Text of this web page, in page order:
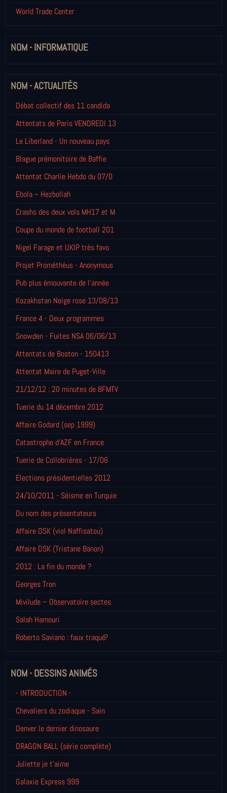
World Trade Center
NOM - INFORMATIQUE
NOM - ACTUALITÉS
Débat collectif des 11 candida
Attentats de Paris VENDREDI 13
Le Liberland - Un nouveau pays
Blague prémonitoire de Baffie
Attentat Charlie Hebdo du 07/0
Ebola ~ Hezbollah
Crashs des deux vols MH17 et M
Coupe du monde de football 201
Nigel Farage et UKIP très favo
Projet Prométhéus - Anonymous
Pub plus émouvante de l'année
Kazakhstan Neige rose 13/08/13
France 4 - Deux programmes
Snowden - Fuites NSA 06/06/13
Attentats de Boston - 150413
Attentat Maire de Puget-Ville
21/12/12 : 20 minutes de BFMTV
Tuerie du 14 décembre 2012
Affaire Godard (sep 1999)
Catastrophe d'AZF en France
Tuerie de Collobrières - 17/06
Elections présidentielles 2012
24/10/2011 - Séisme en Turquie
Du nom des présentateurs
Affaire DSK (viol Naffisatou)
Affaire DSK (Tristane Banon)
2012 : La fin du monde ?
Georges Tron
Mivilude – Observatoire sectes
Salah Hamouri
Roberto Saviano : faux traqué?
NOM - DESSINS ANIMÉS
- INTRODUCTION -
Chevaliers du zodiaque - Sain
Denver le dernier dinosaure
DRAGON BALL (série complète)
Juliette je t’aime
Galaxie Express 999